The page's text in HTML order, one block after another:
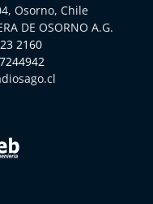
Osorno, Chile
DE OSORNO A.G.
2160